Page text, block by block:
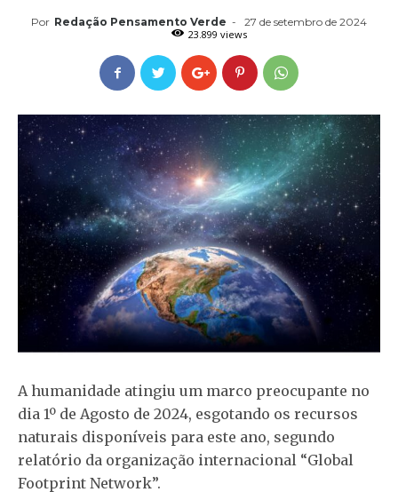
Por Redação Pensamento Verde -
27 de setembro de 2024
23.899 views
A humanidade atingiu um marco preocupante no
dia 1º de Agosto de 2024, esgotando os recursos
naturais disponíveis para este ano, segundo
relatório da organização internacional “Global
Footprint Network”.